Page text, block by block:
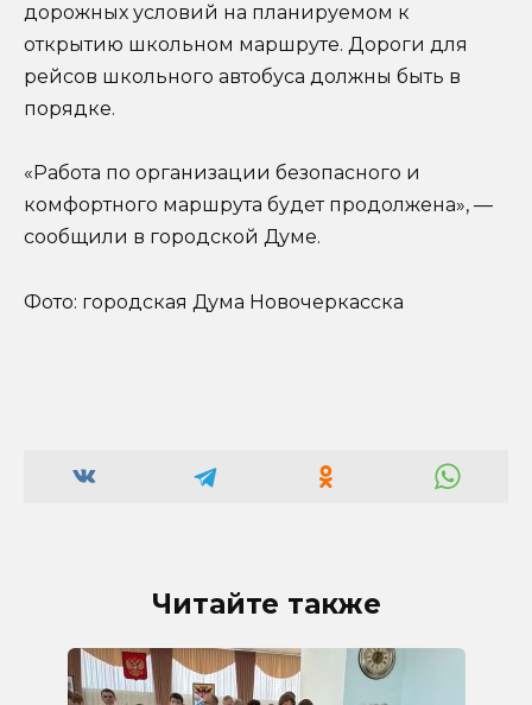
дорожных условий на планируемом к
открытию школьном маршруте. Дороги для
рейсов школьного автобуса должны быть в
порядке.
«Работа по организации безопасного и
комфортного маршрута будет продолжена», —
сообщили в городской Думе.
Фото: городская Дума Новочеркасска
Читайте также